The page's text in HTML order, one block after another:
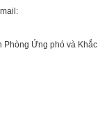
Phòng Ứng phó và Khắc